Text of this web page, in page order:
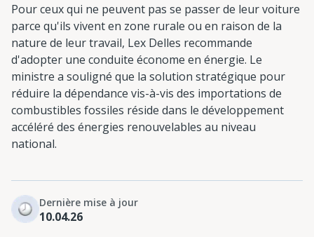
Pour ceux qui ne peuvent pas se passer de leur voiture
parce qu'ils vivent en zone rurale ou en raison de la
nature de leur travail, Lex Delles recommande
d'adopter une conduite économe en énergie. Le
ministre a souligné que la solution stratégique pour
réduire la dépendance vis-à-vis des importations de
combustibles fossiles réside dans le développement
accéléré des énergies renouvelables au niveau
national.
Dernière mise à jour
10.04.26